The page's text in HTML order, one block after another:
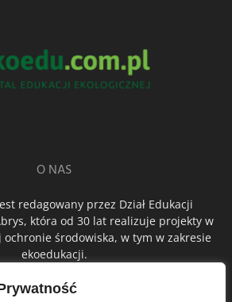
O NAS
redagowany przez Dział Edukacji
która od 30 lat realizuje projekty w
środowiska, w tym w zakresie
ekoedukacji.